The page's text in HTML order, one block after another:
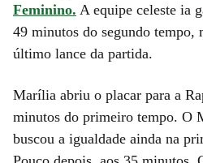
Feminino. A equipe celeste ia
49 minutos do segundo tempo,
último lance da partida.
Marília abriu o placar para a
minutos do primeiro tempo. O
buscou a igualdade ainda na